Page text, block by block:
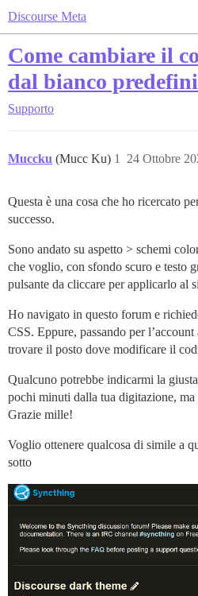
Discourse Meta
Come cambiare il
dal bianco
Supporto
Muccku (Mucc Ku) 24 Ottobre
1
Questa è una cosa che ho ricercato
successo.
Sono andato su aspetto > schemi
che voglio, con sfondo scuro e testo
pulsante da cliccare per applicarlo al
Ho navigato in questo forum e
CSS. Eppure, passando per
trovare il posto dove modificare il
Qualcuno potrebbe indicarmi la
pochi minuti dalla tua digitazione, ma
Grazie mille!
Voglio ottenere qualcosa di simile a
sotto